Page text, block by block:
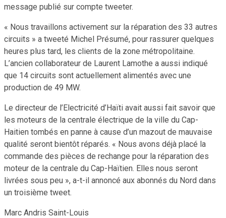
message publié sur compte tweeter.
« Nous travaillons activement sur la réparation des 33 autres
circuits » a tweeté Michel Présumé, pour rassurer quelques
heures plus tard, les clients de la zone métropolitaine.
L’ancien collaborateur de Laurent Lamothe a aussi indiqué
que 14 circuits sont actuellement alimentés avec une
production de 49 MW.
Le directeur de l’Electricité d’Haïti avait aussi fait savoir que
les moteurs de la centrale électrique de la ville du Cap-
Haitien tombés en panne à cause d’un mazout de mauvaise
qualité seront bientôt réparés. « Nous avons déjà placé la
commande des pièces de rechange pour la réparation des
moteur de la centrale du Cap-Haïtien. Elles nous seront
livrées sous peu », a-t-il annoncé aux abonnés du Nord dans
un troisième tweet.
Marc Andris Saint-Louis